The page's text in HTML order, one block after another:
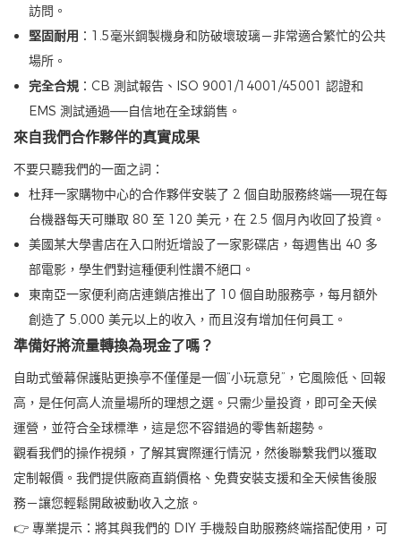
訪問。
堅固耐用 ：1.5毫米鋼製機身和防破壞玻璃－非常適合繁忙的公共
場所。
完全合規：CB 測試報告、ISO 9001/14001/45001 認證和
EMS 測試通過——自信地在全球銷售。
來自我們合作夥伴的真實成果
不要只聽我們的一面之詞：
杜拜一家購物中心的合作夥伴安裝了 2 個自助服務終端——現在每
台機器每天可賺取 80 至 120 美元，在 2.5 個月內收回了投資。
美國某大學書店在入口附近增設了一家影碟店，每週售出 40 多
部電影，學生們對這種便利性讚不絕口。
東南亞一家便利商店連鎖店推出了 10 個自助服務亭，每月額外
創造了 5,000 美元以上的收入，而且沒有增加任何員工。
準備好將流量轉換為現金了嗎？
自助式螢幕保護貼更換亭不僅僅是一個“小玩意兒”，它風險低、回報
高，是任何高人流量場所的理想之選。只需少量投資，即可全天候
運營，並符合全球標準，這是您不容錯過的零售新趨勢。
觀看我們的操作視頻，了解其實際運行情況，然後聯繫我們以獲取
定制報價。我們提供廠商直銷價格、免費安裝支援和全天候售後服
務－讓您輕鬆開啟被動收入之旅。
👉 專業提示：將其與我們的 DIY 手機殼自助服務終端搭配使用，可